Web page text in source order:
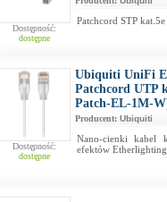
Dostępność:
dostępne
Patchcord STP
Dostępność:
dostępne
Ubiquiti UniFi
Patchcord UTP
Patch-EL-1M-
Producent: Ubiquiti
Nano-cienki kabel
efektów